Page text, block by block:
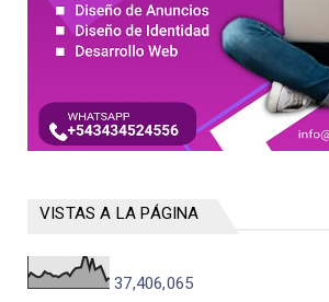
VISTAS A LA PÁGINA
37,406,065